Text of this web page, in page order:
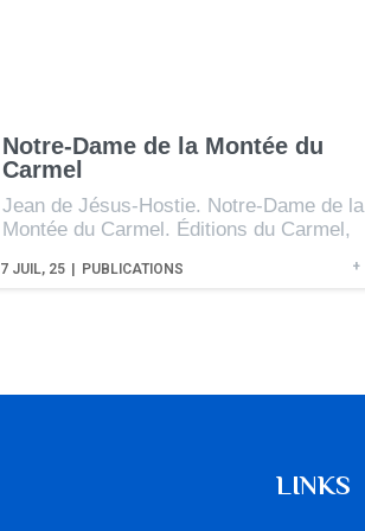
Notre-Dame de la Montée du
Carmel
7 JUIL, 25 PUBLICATIONS
Jean de Jésus-Hostie. Notre-Dame de la
Montée du Carmel. Éditions du Carmel,
+
LINKS